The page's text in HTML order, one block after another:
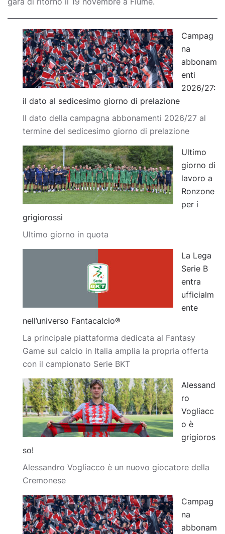
Campag
na
abbonam
enti
2026/27:
il dato al sedicesimo giorno di prelazione
Il dato della campagna abbonamenti 2026/27 al
termine del sedicesimo giorno di prelazione
Ultimo
giorno di
lavoro a
Ronzone
per i
grigiorossi
Ultimo giorno in quota
La Lega
Serie B
entra
ufficialm
ente
nell’universo Fantacalcio®
La principale piattaforma dedicata al Fantasy
Game sul calcio in Italia amplia la propria offerta
con il campionato Serie BKT
Alessand
ro
Vogliacc
o è
grigioros
so!
Alessandro Vogliacco è un nuovo giocatore della
Cremonese
Campag
na
abbonam